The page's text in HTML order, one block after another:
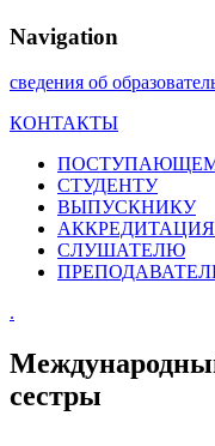
Navigation
сведения об
КОНТАКТЫ
СТУДЕНТУ
ВЫПУСКНИКУ
АККРЕДИТАЦИЯ
СЛУШАТЕЛЮ
.
сестры